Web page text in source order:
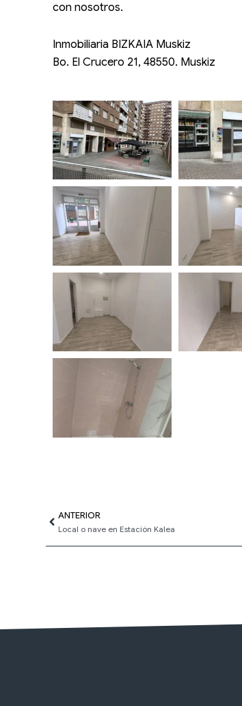
con nosotros.
Inmobiliaria BIZKAIA Muskiz
Bo. El Crucero 21, 48550. Muskiz
AntANTERIOR
Local o nave en Estación Kalea